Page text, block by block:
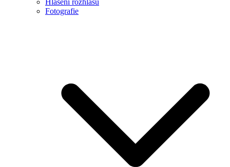
Fotografie